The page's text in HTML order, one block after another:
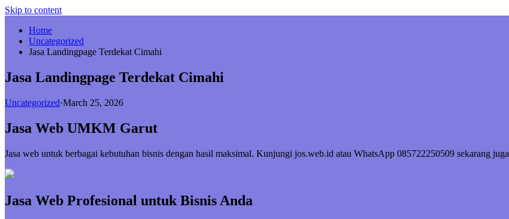
Skip to content
Home
Uncategorized
Jasa Landingpage Terdekat Cimahi
Jasa Landingpage Terdekat Cimahi
Uncategorized·March 25, 2026
Jasa Web UMKM Garut
Jasa web untuk berbagai kebutuhan bisnis dengan hasil maksimal. Kunjungi jos.web.id atau WhatsApp 085722250509 sekarang juga
Jasa Web Profesional untuk Bisnis Anda